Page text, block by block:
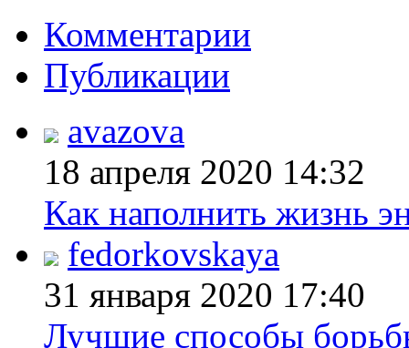
Комментарии
Публикации
avazova
18 апреля 2020 14:32
Как наполнить жизнь
fedorkovskaya
31 января 2020 17:40
Лучшие способы